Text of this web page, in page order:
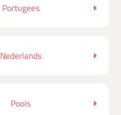
Portugees
Nederlands
Pools